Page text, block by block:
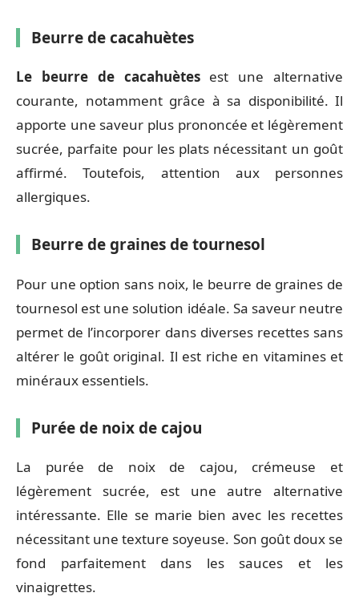
Beurre de cacahuètes
Le beurre de cacahuètesest une alternative
courante, notamment grâce à sa disponibilité. Il
apporte une saveur plus prononcée et légèrement
sucrée, parfaite pour les plats nécessitant un goût
affirmé. Toutefois, attention aux personnes
allergiques.
Beurre de graines de tournesol
Pour une option sans noix, le beurre de graines de
tournesol est une solution idéale. Sa saveur neutre
permet de l’incorporer dans diverses recettes sans
altérer le goût original. Il est riche en vitamines et
minéraux essentiels.
Purée de noix de cajou
La purée de noix de cajou, crémeuse et
légèrement sucrée, est une autre alternative
intéressante. Elle se marie bien avec les recettes
nécessitant une texture soyeuse. Son goût doux se
fond parfaitement dans les sauces et les
vinaigrettes.